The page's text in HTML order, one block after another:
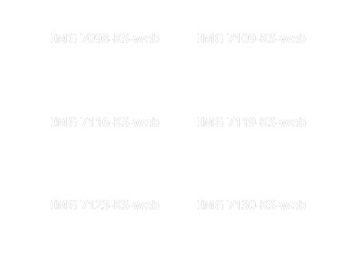
IMG 7098-KS-web IMG 7109-KS-web
IMG 7116-KS-web IMG 7119-KS-web
IMG 7123-KS-web IMG 7130-KS-web